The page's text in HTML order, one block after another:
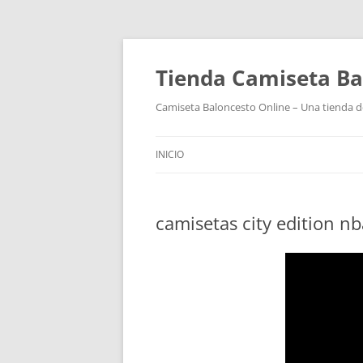
Tienda Camiseta
Camiseta Baloncesto Online – Una tienda
INICIO
camisetas city edition